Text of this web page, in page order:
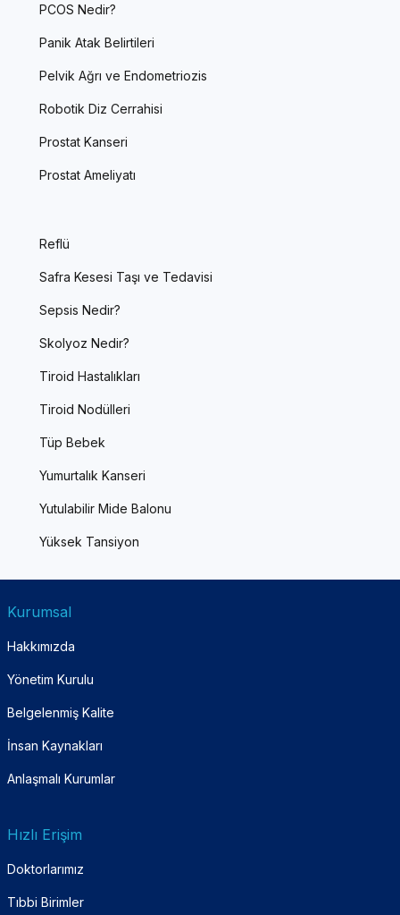
PCOS Nedir?
Panik Atak Belirtileri
Pelvik Ağrı ve Endometriozis
Robotik Diz Cerrahisi
Prostat Kanseri
Prostat Ameliyatı
Reflü
Safra Kesesi Taşı ve Tedavisi
Sepsis Nedir?
Skolyoz Nedir?
Tiroid Hastalıkları
Tiroid Nodülleri
Tüp Bebek
Yumurtalık Kanseri
Yutulabilir Mide Balonu
Yüksek Tansiyon
Kurumsal
Hakkımızda
Yönetim Kurulu
Belgelenmiş Kalite
İnsan Kaynakları
Anlaşmalı Kurumlar
Hızlı Erişim
Doktorlarımız
Tıbbi Birimler